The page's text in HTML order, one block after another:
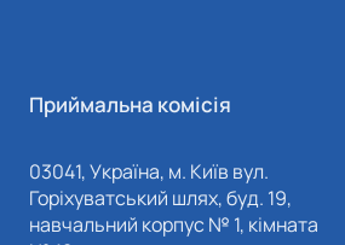
Приймальна комісія
03041, Україна, м. Київ вул.
Горіхуватський шлях, буд. 19,
навчальний корпус № 1, кімната